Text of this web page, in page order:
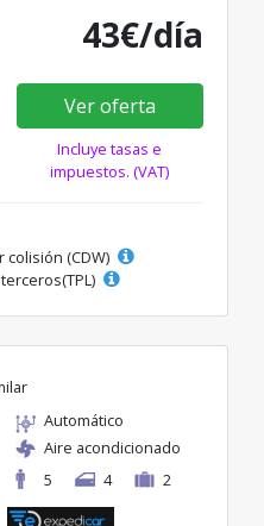
43€/día
Ver oferta
Incluye tasas e
impuestos. (VAT)
(CDW)
Automático
Aire acondicionado
5
4 2